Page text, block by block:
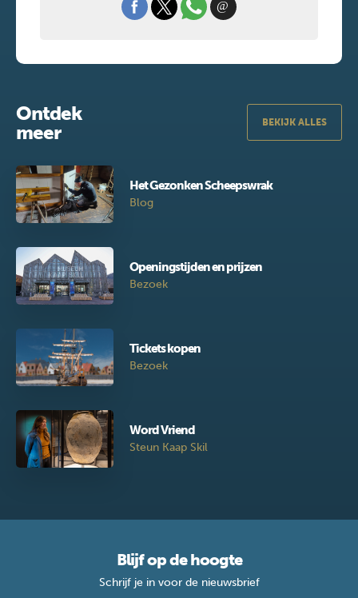
Ontdek
meer
BEKIJK ALLES
Het Gezonken Scheepswrak
Blog
Openingstijden en prijzen
Bezoek
Tickets kopen
Bezoek
Word Vriend
Steun Kaap Skil
Blijf op de hoogte
Schrijf je in voor de nieuwsbrief